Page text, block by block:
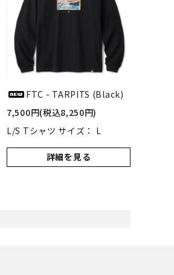
FTC - TARPITS (Black)
7,500円(税込8,250円)
L/S Tシャツ サイズ： L
詳細を見る